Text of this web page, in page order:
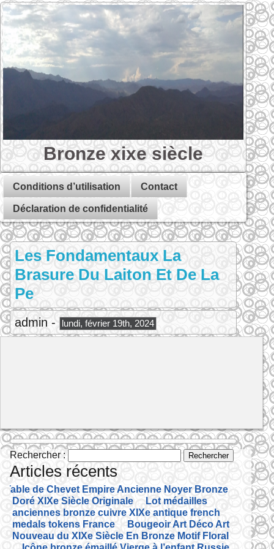
Bronze xixe siècle
Conditions d’utilisation Contact
Déclaration de confidentialité
Les Fondamentaux La
Brasure Du Laiton Et De La
Pe
admin - lundi, février 19th, 2024
Rechercher :
Articles récents
Table de Chevet Empire Ancienne Noyer Bronze
Doré XIXe Siècle Originale
Lot médailles
anciennes bronze cuivre XIXe antique french
medals tokens France
Bougeoir Art Déco Art
Nouveau du XIXe Siècle En Bronze Motif Floral